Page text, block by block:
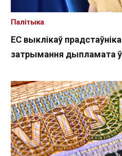
ЕС выклікаў
затрымання дыпламата
Палітыка